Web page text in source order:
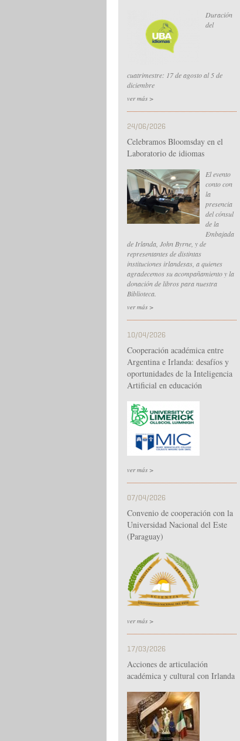
Duración
del
cuatrimestre: 17 de agosto al 5 de
diciembre
ver más >
24/06/2026
Celebramos Bloomsday en el
Laboratorio de idiomas
El evento
conto con
la
presencia
del cónsul
de la
Embajada
de Irlanda, John Byrne, y de
representantes de distintas
instituciones irlandesas, a quienes
agradecemos su acompañamiento y la
donación de libros para nuestra
Biblioteca.
ver más >
10/04/2026
Cooperación académica entre
Argentina e Irlanda: desafíos y
oportunidades de la Inteligencia
Artificial en educación
ver más >
07/04/2026
Convenio de cooperación con la
Universidad Nacional del Este
(Paraguay)
ver más >
17/03/2026
Acciones de articulación
académica y cultural con Irlanda